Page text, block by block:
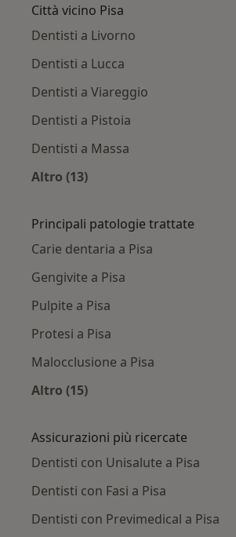
Città vicino Pisa
Dentisti a Livorno
Dentisti a Lucca
Dentisti a Viareggio
Dentisti a Pistoia
Dentisti a Massa
Altro (13)
Principali patologie trattate
Carie dentaria a Pisa
Gengivite a Pisa
Pulpite a Pisa
Protesi a Pisa
Malocclusione a Pisa
Altro (15)
Assicurazioni più ricercate
Dentisti con Unisalute a Pisa
Dentisti con Fasi a Pisa
Dentisti con Previmedical a Pisa